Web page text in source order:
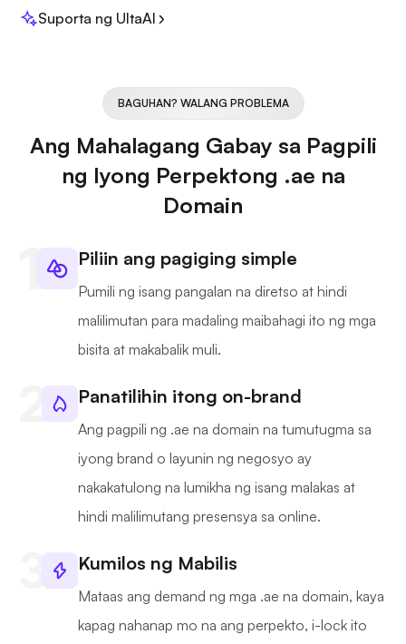
Suporta ng UltaAI
BAGUHAN? WALANG PROBLEMA
Ang Mahalagang Gabay sa Pagpili
ng Iyong Perpektong .ae na
Domain
Piliin ang pagiging simple
Pumili ng isang pangalan na diretso at hindi
malilimutan para madaling maibahagi ito ng mga
bisita at makabalik muli.
Panatilihin itong on-brand
Ang pagpili ng .ae na domain na tumutugma sa
iyong brand o layunin ng negosyo ay
nakakatulong na lumikha ng isang malakas at
hindi malilimutang presensya sa online.
Kumilos ng Mabilis
Mataas ang demand ng mga .ae na domain, kaya
kapag nahanap mo na ang perpekto, i-lock ito